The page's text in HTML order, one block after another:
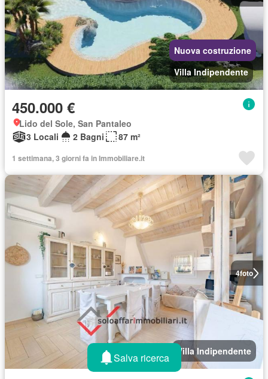
Nuova costruzione
Villa Indipendente
450.000 €
Lido del Sole, San Pantaleo
3 Locali
2 Bagni 87 m²
1 settimana, 3 giorni fa in Immobiliare.it
4foto
Villa Indipendente
Salva ricerca